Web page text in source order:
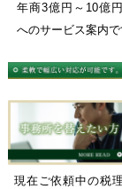
年商3億円～10億
へのサービス案内で
現在ご依頼中の税理